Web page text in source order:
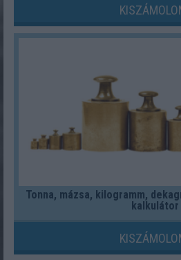
Tonna, mázsa, kilogramm,
kalkulátor